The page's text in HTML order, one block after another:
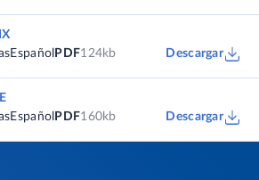
Español PDF124kb Descargar
Español PDF160kb Descargar